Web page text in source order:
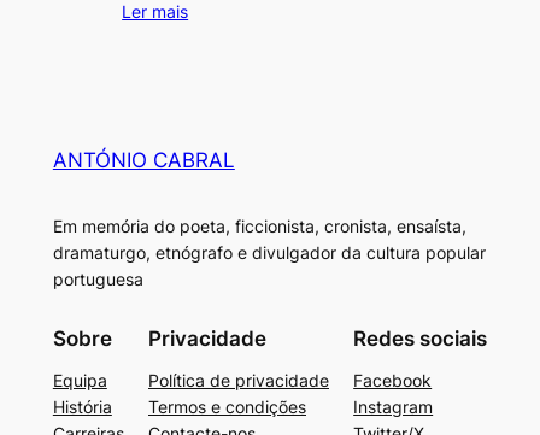
Ler mais
ANTÓNIO CABRAL
Em memória do poeta, ficcionista, cronista, ensaísta,
dramaturgo, etnógrafo e divulgador da cultura popular
portuguesa
Sobre
Equipa
História
Privacidade
Política de privacidade
Termos e condições
Redes sociais
Facebook
Instagram